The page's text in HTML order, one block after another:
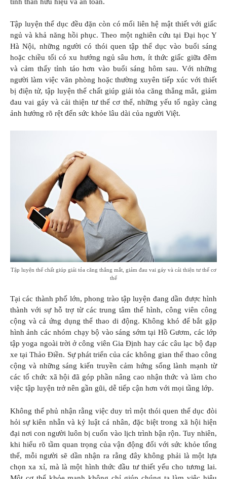
Tập luyện thể dục đều đặn còn có mối liên hệ mật thiết với giấc
ngủ và khả năng hồi phục. Theo một nghiên cứu tại Đại học Y
Hà Nội, những người có thói quen tập thể dục vào buổi sáng
hoặc chiều tối có xu hướng ngủ sâu hơn, ít thức giấc giữa đêm
và cảm thấy tỉnh táo hơn vào buổi sáng hôm sau. Với những
người làm việc văn phòng hoặc thường xuyên tiếp xúc với thiết
bị điện tử, tập luyện thể chất giúp giải tỏa căng thẳng mắt, giảm
đau vai gáy và cải thiện tư thế cơ thể, những yếu tố ngày càng
ảnh hưởng rõ rệt đến sức khỏe lâu dài của người Việt.
Tập luyện thể chất giúp giải tỏa căng thẳng mắt, giảm đau vai gáy và cải thiện tư thế cơ
thể
Tại các thành phố lớn, phong trào tập luyện đang dần được hình
thành với sự hỗ trợ từ các trung tâm thể hình, công viên công
cộng và cả ứng dụng thể thao di động. Không khó để bắt gặp
hình ảnh các nhóm chạy bộ vào sáng sớm tại Hồ Gươm, các lớp
tập yoga ngoài trời ở công viên Gia Định hay các câu lạc bộ đạp
xe tại Thảo Điền. Sự phát triển của các không gian thể thao công
cộng và những sáng kiến truyền cảm hứng sống lành mạnh từ
các tổ chức xã hội đã góp phần nâng cao nhận thức và làm cho
việc tập luyện trở nên gần gũi, dễ tiếp cận hơn với mọi tầng lớp.
Không thể phủ nhận rằng việc duy trì một thói quen thể dục đòi
hỏi sự kiên nhẫn và kỷ luật cá nhân, đặc biệt trong xã hội hiện
đại nơi con người luôn bị cuốn vào lịch trình bận rộn. Tuy nhiên,
khi hiểu rõ tầm quan trọng của vận động đối với sức khỏe tổng
thể, mỗi người sẽ dần nhận ra rằng đây không phải là một lựa
chọn xa xỉ, mà là một hình thức đầu tư thiết yếu cho tương lai.